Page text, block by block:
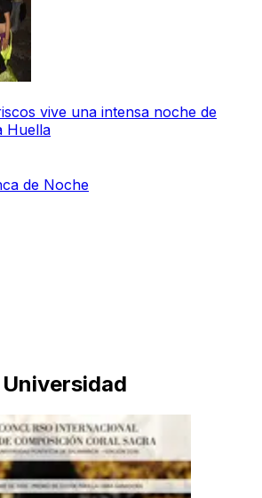
vive una intensa noche de
Huella
de Noche
Universidad